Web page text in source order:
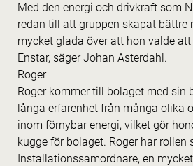
Med den energi och drivkraft som
redan till att gruppen skapat bättre
mycket glada över att hon valde
Enstar, säger Johan Asterdahl.
Roger
Roger kommer till bolaget med sin
långa erfarenhet från många olika
inom förnybar energi, vilket gör
kugge för bolaget. Roger har rollen
Installationssamordnare, en